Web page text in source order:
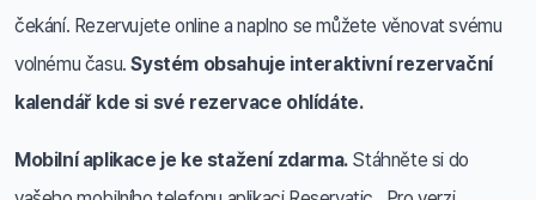
čekání. Rezervujete online a naplno se můžete věnovat svému
volnému času.Systém obsahuje interaktivní rezervační
kalendář kde si své rezervace ohlídáte.
Mobilní aplikace je ke stažení zdarma.Stáhněte si do